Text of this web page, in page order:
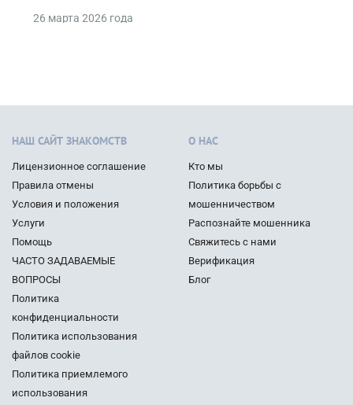
26 марта 2026 года
НАШ САЙТ ЗНАКОМСТВ
Лицензионное соглашение
Правила отмены
Условия и положения
Услуги
Помощь
ЧАСТО ЗАДАВАЕМЫЕ
ВОПРОСЫ
Политика
конфиденциальности
Политика использования
файлов cookie
Политика приемлемого
использования
О НАС
Кто мы
Политика борьбы с
мошенничеством
Распознайте мошенника
Свяжитесь с нами
Верификация
Блог